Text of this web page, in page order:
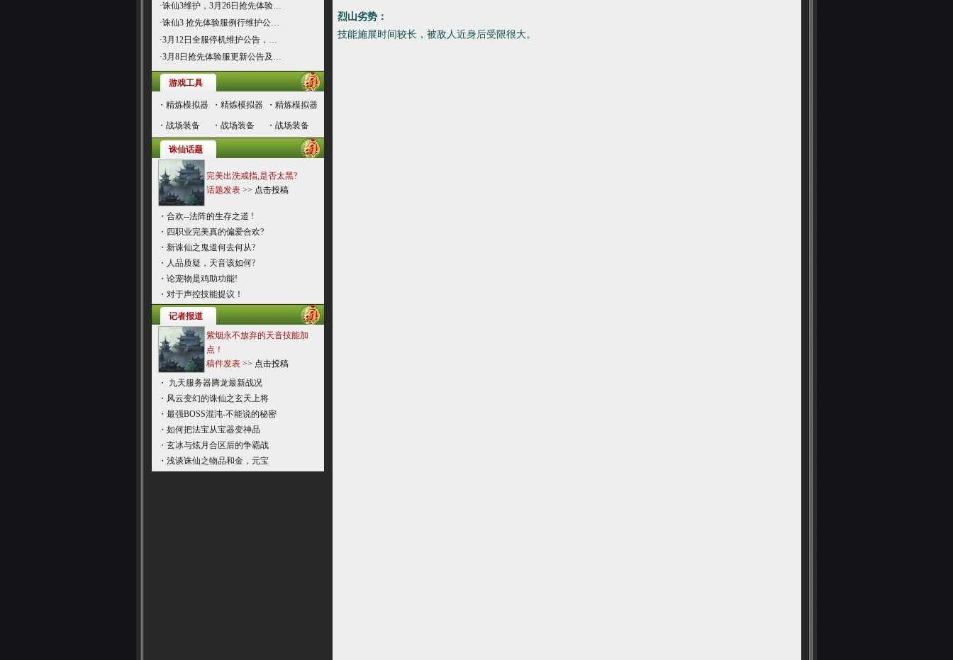
·诛仙3维护，3月26日抢先体验…
·诛仙3 抢先体验服例行维护公…
·3月12日全服停机维护公告，…
·3月8日抢先体验服更新公告及…
游戏工具
・ 精炼模拟器 ・ 精炼模拟器 ・ 精炼模拟器
・ 战场装备 ・ 战场装备 ・ 战场装备
诛仙话题
完美出洗戒指,是否太黑?
话题发表 >> 点击投稿
・ 合欢--法阵的生存之道 !
・ 四职业完美真的偏爱合欢?
・ 新诛仙之鬼道何去何从?
・ 人品质疑，天音该如何?
・ 论宠物是鸡助功能!
・ 对于声控技能提议！
记者报道
紫烟永不放弃的天音技能加
点！
稿件发表 >> 点击投稿
・
九天服务器腾龙最新战况
・ 风云变幻的诛仙之玄天上将
・ 最强BOSS混沌-不能说的秘密
・ 如何把法宝从宝器变神品
・ 玄冰与炫月合区后的争霸战
・ 浅谈诛仙之物品和金，元宝
烈山劣势：
技能施展时间较长，被敌人近身后受限很大。